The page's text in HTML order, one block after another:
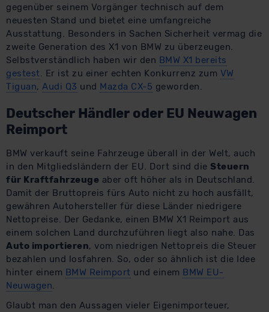
gegenüber seinem Vorgänger technisch auf dem
neuesten Stand und bietet eine umfangreiche
Ausstattung. Besonders in Sachen Sicherheit vermag die
zweite Generation des X1 von BMW zu überzeugen.
Selbstverständlich haben wir den BMW X1 bereits
gestest . Er ist zu einer echten Konkurrenz zum VW
Tiguan, Audi Q3 und Mazda CX-5 geworden.
Deutscher Händler oder EU Neuwagen
Reimport
BMW verkauft seine Fahrzeuge überall in der Welt, auch
in den Mitgliedsländern der EU. Dort sind die Steuern
für Kraftfahrzeuge aber oft höher als in Deutschland.
Damit der Bruttopreis fürs Auto nicht zu hoch ausfällt,
gewähren Autohersteller für diese Länder niedrigere
Nettopreise. Der Gedanke, einen BMW X1 Reimport aus
einem solchen Land durchzuführen liegt also nahe. Das
Auto importieren, vom niedrigen Nettopreis die Steuer
bezahlen und losfahren. So, oder so ähnlich ist die Idee
hinter einem BMW Reimport und einem BMW EU-
Neuwagen
Glaubt man den Aussagen vieler Eigenimporteuer,